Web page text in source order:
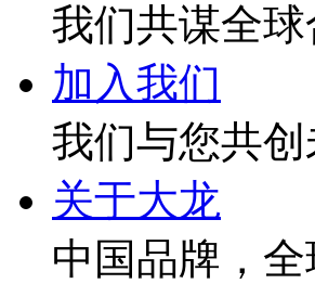
我们共谋全
加入我们
我们与您共创
关于大龙
中国品牌，